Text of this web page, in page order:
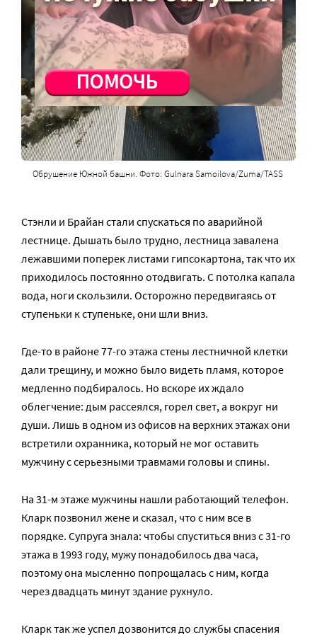
Обрушение Южной башни. Фото: Gulnara Samoilova/Zuma/TASS
Стэнли и Брайан стали спускаться по аварийной
лестнице. Дышать было трудно, лестница завалена
лежавшими поперек листами гипсокартона, так что их
приходилось постоянно отодвигать. С потолка капала
вода, ноги скользили. Осторожно передвигаясь от
ступеньки к ступеньке, они шли вниз.
Где-то в районе 77-го этажа стены лестничной клетки
дали трещину, и можно было видеть пламя, которое
медленно подбиралось. Но вскоре их ждало
облегчение: дым рассеялся, горел свет, а вокруг ни
души. Лишь в одном из офисов на верхних этажах они
встретили охранника, который не мог оставить
мужчину с серьезными травмами головы и спины.
На 31-м этаже мужчины нашли работающий телефон.
Кларк позвонил жене и сказал, что с ним все в
порядке. Супруга знала: чтобы спуститься вниз с 31-го
этажа в 1993 году, мужу понадобилось два часа,
поэтому она мысленно попрощалась с ним, когда
через двадцать минут здание рухнуло.
Кларк так же успел дозвонится до службы спасения